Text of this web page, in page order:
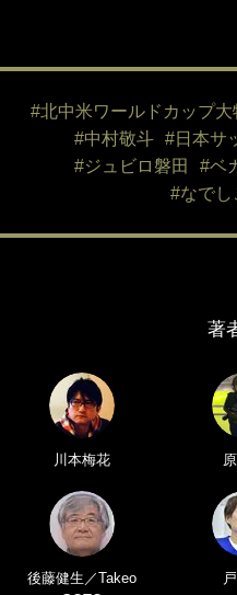
#北中米ワールドカップ大
#中村敬斗
#日本サ
#ジュビロ磐田
#ベ
#なでし
著
川本梅花
後藤健生／Takeo